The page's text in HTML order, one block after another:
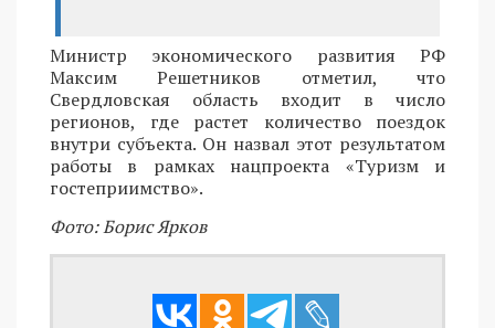
Министр экономического развития РФ
Максим Решетников отметил, что
Свердловская область входит в число
регионов, где растет количество поездок
внутри субъекта. Он назвал этот результатом
работы в рамках нацпроекта «Туризм и
гостеприимство».
Фото: Борис Ярков